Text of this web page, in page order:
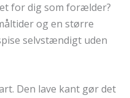
for dig som forælder?
og en større
selvstændigt uden
Den lave kant gør det